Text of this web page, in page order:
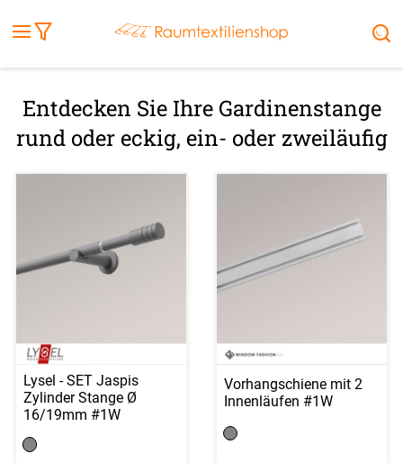
Außenrollo
Stoffe
Markise Sonnensegel
Entdecken Sie Ihre Gardinenstange
rund oder eckig, ein- oder zweiläufig
Lysel - SET Jaspis
Zylinder Stange Ø
16/19mm #1W
Vorhangschiene mit 2
Innenläufen #1W